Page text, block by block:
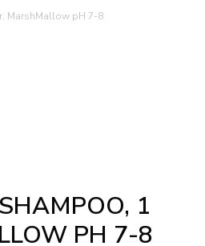
MarshMallow pH 7-8
1
PH 7-8